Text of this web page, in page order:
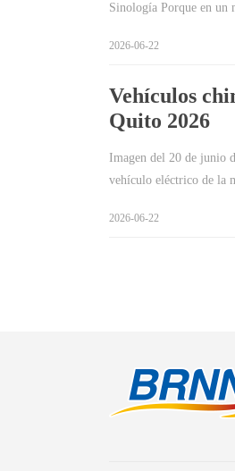
Sinología Porque en un
2026-06-22
Vehículos
Quito 2026
Imagen del 20 de junio
vehículo eléctrico de la
2026-06-22